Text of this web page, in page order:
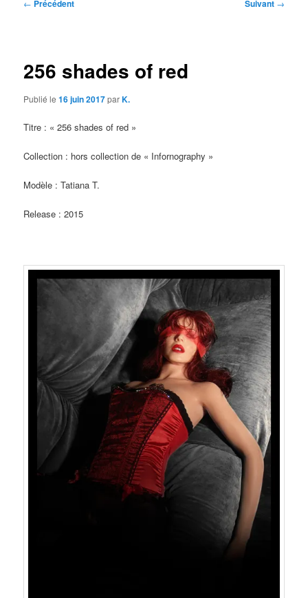
← Précédent Suivant →
256 shades of red
Publié le16 juin 2017parK.
Titre : « 256 shades of red »
Collection : hors collection de « Infornography »
Modèle : Tatiana T.
Release : 2015